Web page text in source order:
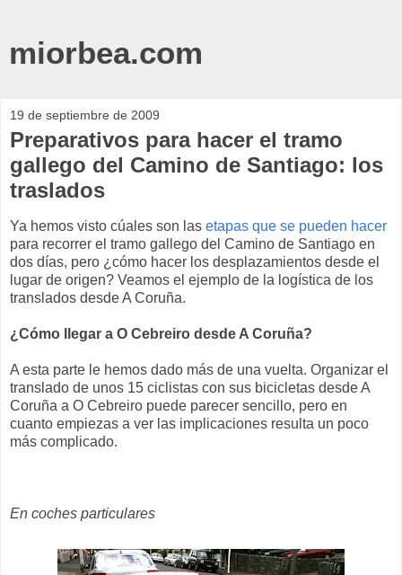
miorbea.com
19 de septiembre de 2009
Preparativos para hacer el tramo
gallego del Camino de Santiago: los
traslados
Ya hemos visto cúales son las etapas que se pueden hacer
para recorrer el tramo gallego del Camino de Santiago en
dos días, pero ¿cómo hacer los desplazamientos desde el
lugar de origen? Veamos el ejemplo de la logística de los
translados desde A Coruña.
¿Cómo llegar a O Cebreiro desde A Coruña?
A esta parte le hemos dado más de una vuelta. Organizar el
translado de unos 15 ciclistas con sus bicicletas desde A
Coruña a O Cebreiro puede parecer sencillo, pero en
cuanto empiezas a ver las implicaciones resulta un poco
más complicado.
En coches particulares